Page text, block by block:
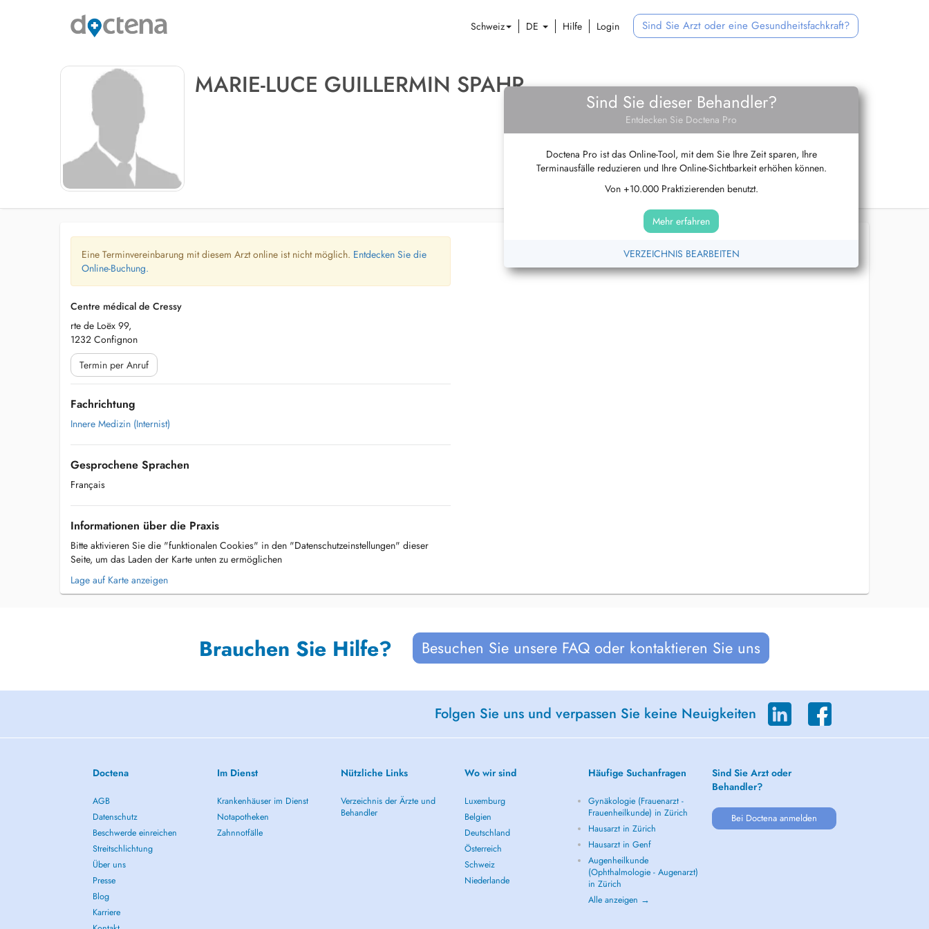
Schweiz DE Hilfe Login Sind Sie Arzt oder eine Gesundheitsfachkraft?
MARIE-LUCE GUILLERMIN SPAHR
Sind Sie dieser Behandler?
Entdecken Sie Doctena Pro
Doctena Pro ist das Online-Tool, mit dem Sie Ihre Zeit sparen, Ihre
Terminausfälle reduzieren und Ihre Online-Sichtbarkeit erhöhen können.
Von +10.000 Praktizierenden benutzt.
Mehr erfahren
VERZEICHNIS BEARBEITEN
Eine Terminvereinbarung mit diesem Arzt online ist nicht möglich. Entdecken Sie die
Online-Buchung.
Centre médical de Cressy
rte de Loëx 99,
1232 Confignon
Termin per Anruf
Fachrichtung
Innere Medizin (Internist)
Gesprochene Sprachen
Français
Informationen über die Praxis
Bitte aktivieren Sie die "funktionalen Cookies" in den "Datenschutzeinstellungen" dieser
Seite, um das Laden der Karte unten zu ermöglichen
Lage auf Karte anzeigen
Brauchen Sie Hilfe? Besuchen Sie unsere FAQ oder kontaktieren Sie uns
Folgen Sie uns und verpassen Sie keine Neuigkeiten
Doctena
AGB
Datenschutz
Beschwerde einreichen
Streitschlichtung
Über uns
Presse
Blog
Karriere
Im Dienst
Krankenhäuser im Dienst
Notapotheken
Zahnnotfälle
Nützliche Links
Verzeichnis der Ärzte und
Behandler
Wo wir sind
Luxemburg
Belgien
Deutschland
Österreich
Schweiz
Niederlande
Häufige Suchanfragen
Gynäkologie (Frauenarzt -
Frauenheilkunde) in Zürich
Hausarzt in Zürich
Hausarzt in Genf
Augenheilkunde
(Ophthalmologie - Augenarzt)
in Zürich
Alle anzeigen →
Sind Sie Arzt oder
Behandler?
Bei Doctena anmelden